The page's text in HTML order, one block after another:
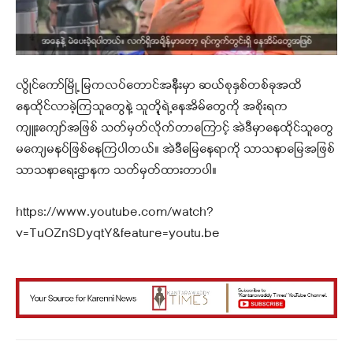
လွိုင်ကော်မြို့ မြကလပ်တောင်အနီးမှာ ဆယ်စုနှစ်တစ်ခုအထိ
နေထိုင်လာခဲ့ကြသူတွေနဲ့ သူတိုု့ရဲ့နေအိမ်တွေကို အစိုးရက
ကျူးကျော်အဖြစ် သတ်မှတ်လိုက်တာကြောင့် အဲဒီမှာနေထိုင်သူတွေ
မကျေမနပ်ဖြစ်နေကြပါတယ်။ အဲဒီမြေနေရာကို သာသနာမြေအဖြစ်
သာသနာရေးဌာနက သတ်မှတ်ထားတာပါ။
https://www.youtube.com/watch?
v=TuOZnSDyqtY&feature=youtu.be